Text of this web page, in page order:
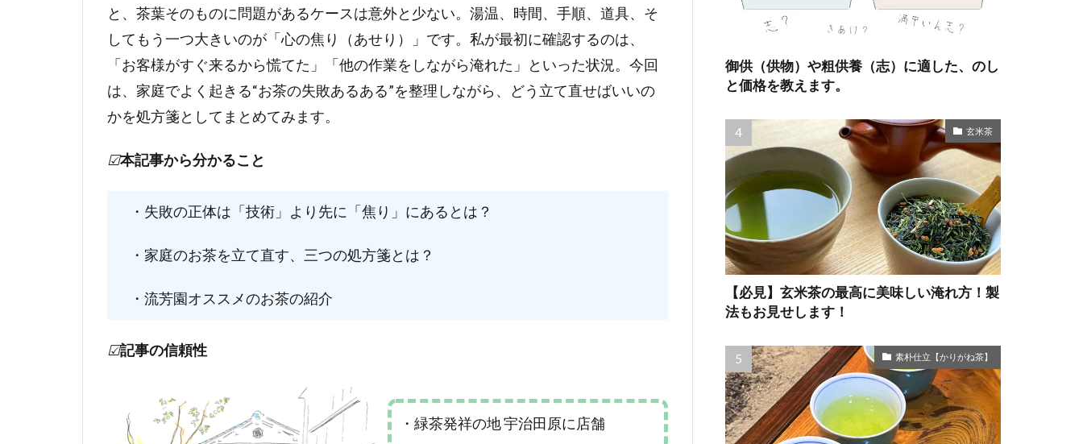
と、茶葉そのものに問題があるケースは意外と少ない。湯温、時間、手順、道具、そ
してもう一つ大きいのが「心の焦り（あせり）」です。私が最初に確認するのは、
「お客様がすぐ来るから慌てた」「他の作業をしながら淹れた」といった状況。今回
は、家庭でよく起きる“お茶の失敗あるある”を整理しながら、どう立て直せばいいの
かを処方箋としてまとめてみます。
☑本記事から分かること
・失敗の正体は「技術」より先に「焦り」にあるとは？
・家庭のお茶を立て直す、三つの処方箋とは？
・流芳園オススメのお茶の紹介
☑記事の信頼性
・緑茶発祥の地 宇治田原に店舗
御供（供物）や粗供養（志）に適した、のし
と価格を教えます。
玄米茶
【必見】玄米茶の最高に美味しい淹れ方！製
法もお見せします！
素朴仕立【かりがね茶】